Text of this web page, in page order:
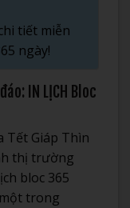
tiết miễn
ngày!
IN LỊCH Bloc
Tết Giáp Thìn
thị trường
bloc 365
trong